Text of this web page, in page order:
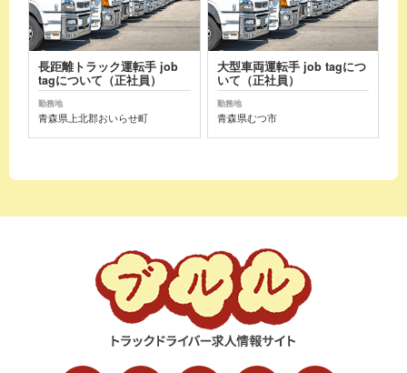
長距離トラック運転手 job
tagについて（正社員）
勤務地
青森県上北郡おいらせ町
大型車両運転手 job tagにつ
いて（正社員）
勤務地
青森県むつ市